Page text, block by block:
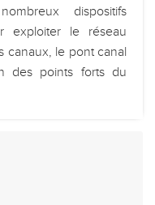
dispositifs
exploiter le réseau
canaux, le pont canal
des points forts du